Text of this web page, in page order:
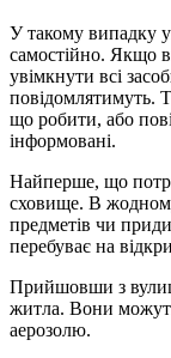
У такому випадку
самостійно. Якщо
увімкнути всі
повідомлятимуть.
що робити, або
інформовані.
Найперше, що
сховище. В
предметів чи
перебуває на
Прийшовши з
житла. Вони
аерозолю.